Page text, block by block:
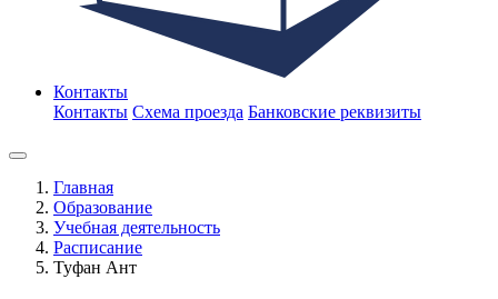
Контакты
Контакты Схема проезда Банковские реквизиты
Главная
Образование
Учебная деятельность
Расписание
Туфан Ант